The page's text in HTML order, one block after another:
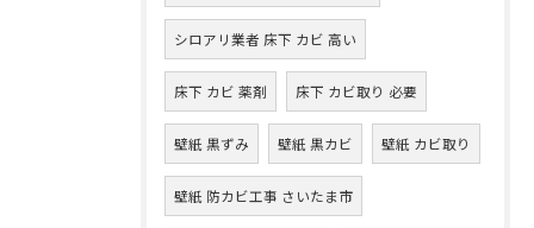
シロアリ業者 床下 カビ 高い
床下 カビ 薬剤 床下 カビ取り 必要
壁紙 黒ずみ 壁紙 黒カビ 壁紙 カビ取り
壁紙 防カビ工事 さいたま市